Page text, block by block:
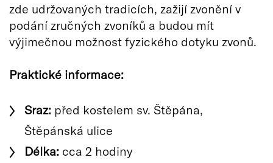
zde udržovaných tradicích, zažijí zvonění v
podání zručných zvoníků a budou mít
výjimečnou možnost fyzického dotyku zvonů.
Praktické informace:
Sraz: před kostelem sv. Štěpána,
Štěpánská ulice
Délka: cca 2 hodiny